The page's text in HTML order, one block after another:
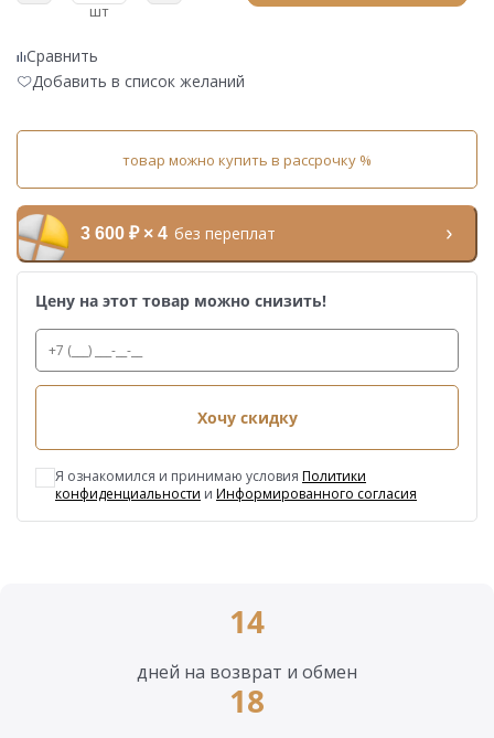
шт
Сравнить
Добавить в список желаний
товар можно купить в рассрочку %
3 600 ₽ × 4 без переплат
Цену на этот товар можно снизить!
Хочу скидку
Я ознакомился и принимаю условия Политики
конфиденциальности и Информированного согласия
14
дней на возврат и обмен
18